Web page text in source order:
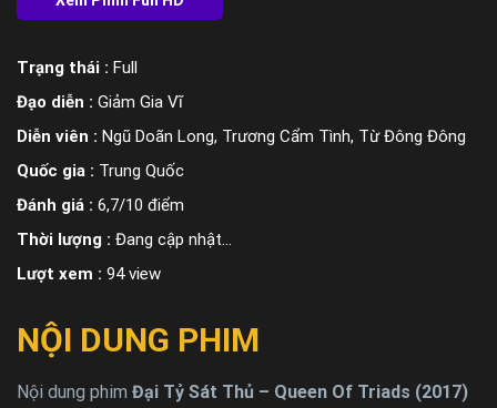
Trạng thái : Full
Đạo diễn : Giảm Gia Vĩ
Diễn viên : Ngũ Doãn Long, Trương Cẩm Tình, Từ Đông Đông
Quốc gia : Trung Quốc
Đánh giá : 6,7/10 điểm
Thời lượng : Đang cập nhật…
Lượt xem : 94 view
NỘI DUNG PHIM
Nội dung phim Đại Tỷ Sát Thủ – Queen Of Triads (2017)